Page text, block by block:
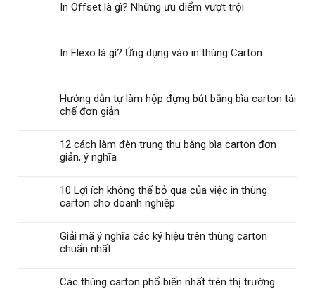
In Offset là gì? Những ưu điểm vượt trội
In Flexo là gì? Ứng dụng vào in thùng Carton
Hướng dẫn tự làm hộp đựng bút bằng bìa carton tái
chế đơn giản
12 cách làm đèn trung thu bằng bìa carton đơn
giản, ý nghĩa
10 Lợi ích không thể bỏ qua của việc in thùng
carton cho doanh nghiệp
Giải mã ý nghĩa các ký hiệu trên thùng carton
chuẩn nhất
Các thùng carton phổ biến nhất trên thị trường